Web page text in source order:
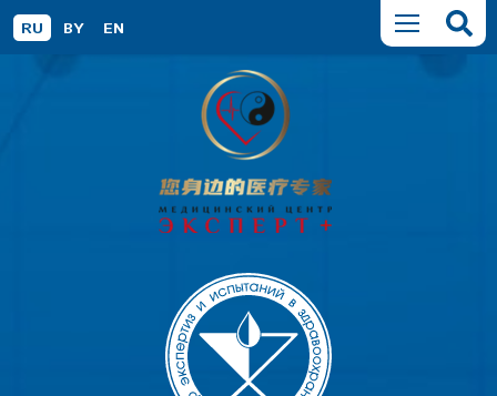
RU BY EN